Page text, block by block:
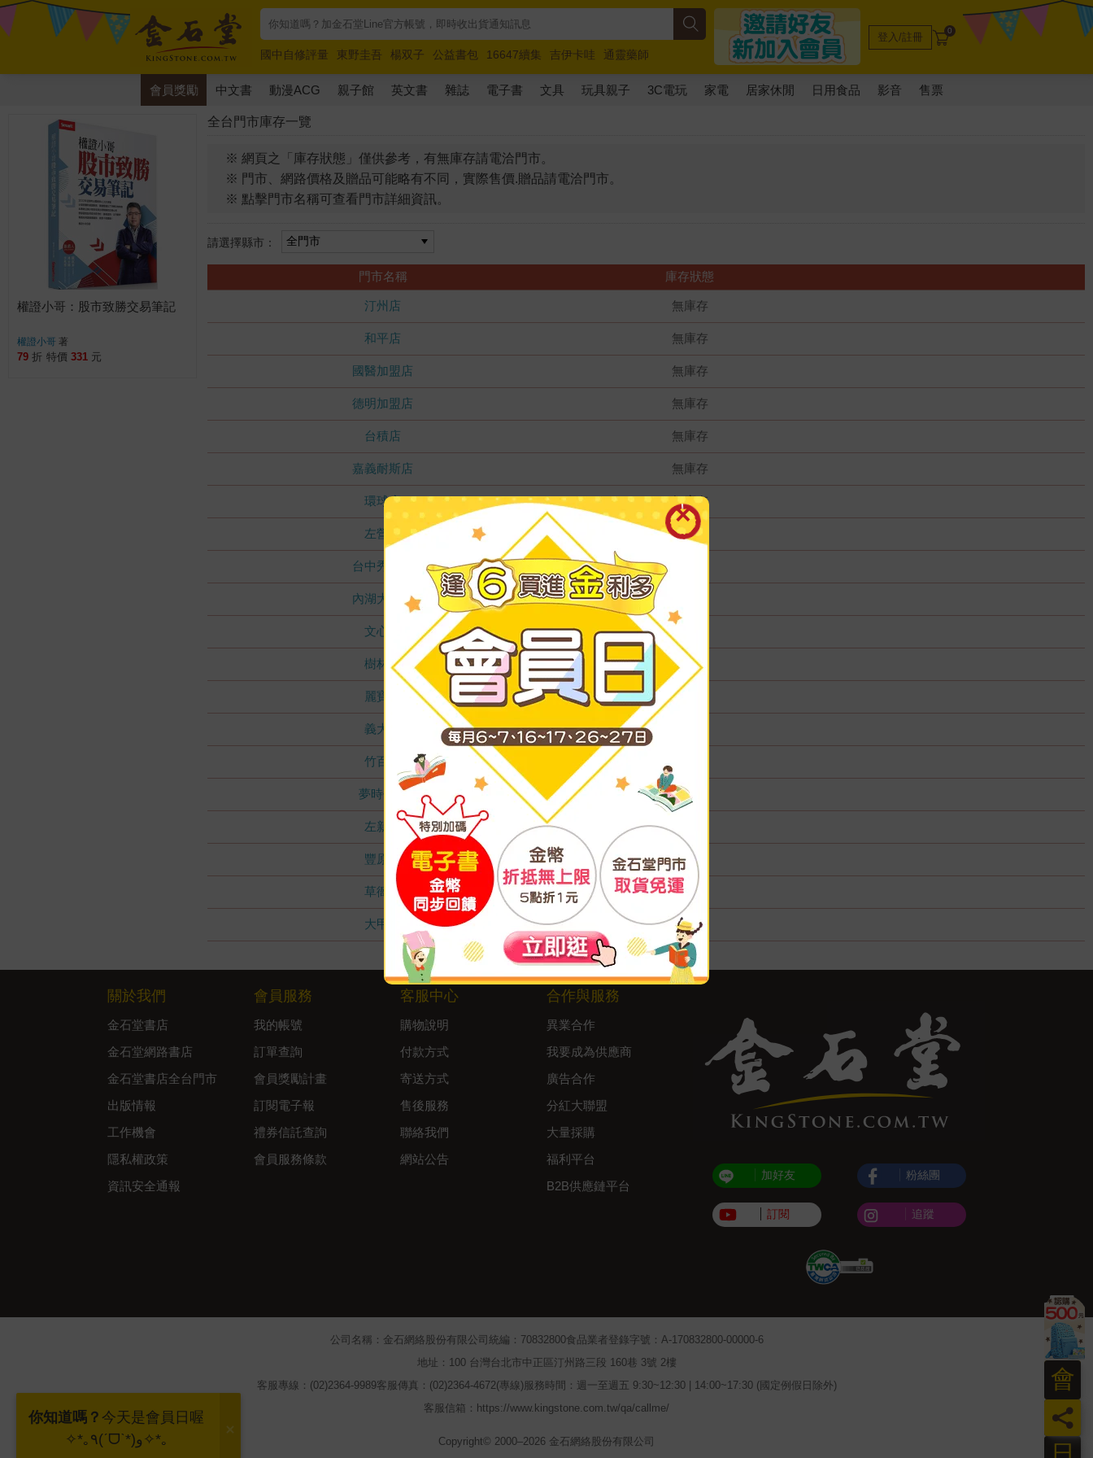
國中自修評量 東野圭吾 楊双子 公益書包 16647續集 吉伊卡哇
通靈藥師
唯紅花綻放
奧德賽 路邊攤新作 馬斯克 玩具總動員5 超慢跑
登入/註冊 0
會員獎勵 中文書 動漫ACG 親子館 英文書 雜誌 電子書 文具 玩具親子 3C電玩 家電 居家休閒 日用食品 影音 售票
全台門市庫存一覽
※ 網頁之「庫存狀態」僅供參考，有無庫存請電洽門市。
※ 門市、網路價格及贈品可能略有不同，實際售價.贈品請電洽門市。
※ 點擊門市名稱可查看門市詳細資訊。
請選擇縣市：
門市名稱 庫存狀態
汀州店 無庫存
和平店 無庫存
國醫加盟店 無庫存
德明加盟店 無庫存
台積店 無庫存
嘉義耐斯店 無庫存
環球店 無庫存
左營店 無庫存
台中秀泰店
內湖大潤發
文心店
樹林店 無庫存
麗寶店 無庫存
義大店
竹百店
夢時代店 無庫存
左新店
豐原店 無庫存
草衙店 無庫存
大甲店 無庫存
權證小哥：股市致勝交易筆記
權證小哥 著
79 折 特價 331 元
員
會
關於我們
金石堂書店
金石堂網路書店
金石堂書店全台門市
出版情報
工作機會
隱私權政策
資訊安全通報
會員服務
我的帳號
訂單查詢
會員獎勵計畫
訂閱電子報
禮券信託查詢
會員服務條款
客服中心
購物說明
付款方式
寄送方式
售後服務
聯絡我們
網站公告
合作與服務
異業合作
我要成為供應商
廣告合作
分紅大聯盟
大量採購
福利平台
B2B供應鏈平台
加好友
訂閱
粉絲團
追蹤
公司名稱：金石網絡股份有限公司 統編：70832800食品業者登錄字號：A-170832800-00000-6
地址：100 台灣台北市中正區汀州路三段 160巷 3號 2樓
客服專線：(02)2364-9989客服傳真：(02)2364-4672(專線) 服務時間：週一至週五 9:30~12:30 | 14:00~17:30 (國定例假日除外)
客服信箱：https://www.kingstone.com.tw/qa/callme/
Copyright© 2000–2026 金石網絡股份有限公司
你知道嗎？ 今天是會員日喔
✧*｡٩(ˊᗜˋ*)و✧*｡